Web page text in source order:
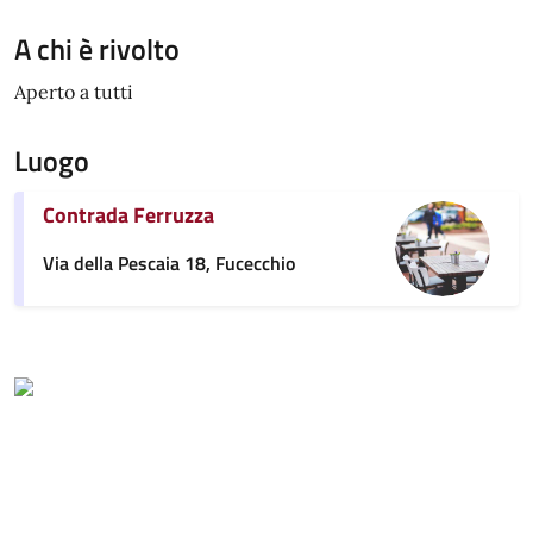
A chi è rivolto
Aperto a tutti
Luogo
Contrada Ferruzza
Via della Pescaia 18, Fucecchio